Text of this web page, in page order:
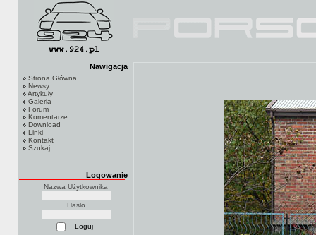
Nawigacja
Strona Główna
Newsy
Artykuły
Galeria
Forum
Komentarze
Download
Linki
Kontakt
Szukaj
Logowanie
Nazwa Użytkownika
Hasło